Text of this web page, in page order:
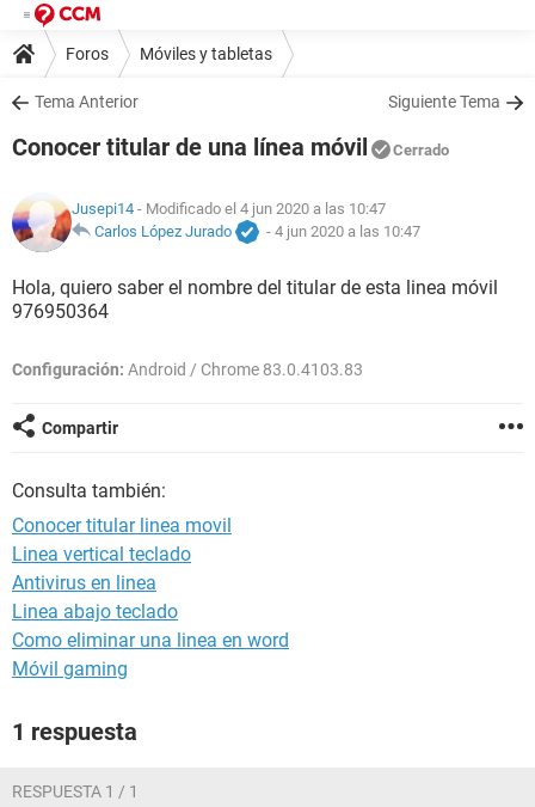
Foros Móviles y tabletas
Tema Anterior Siguiente Tema
Conocer titular de una línea móvil Cerrado
Jusepi14 - Modificado el 4 jun 2020 a las 10:47
Carlos López Jurado
- 4 jun 2020 a las 10:47
Hola, quiero saber el nombre del titular de esta linea móvil
976950364
Configuración: Android / Chrome 83.0.4103.83
Compartir
Consulta también:
Conocer titular linea movil
Linea vertical teclado
Antivirus en linea
Linea abajo teclado
Como eliminar una linea en word
Móvil gaming
1 respuesta
RESPUESTA 1 / 1